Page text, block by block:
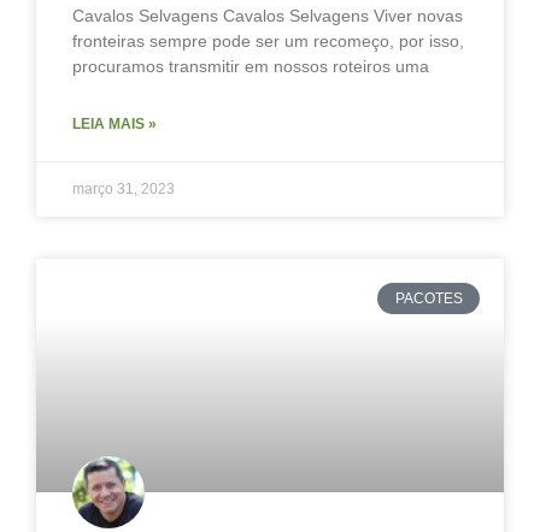
Cavalos Selvagens Cavalos Selvagens Viver novas
fronteiras sempre pode ser um recomeço, por isso,
procuramos transmitir em nossos roteiros uma
LEIA MAIS »
março 31, 2023
PACOTES